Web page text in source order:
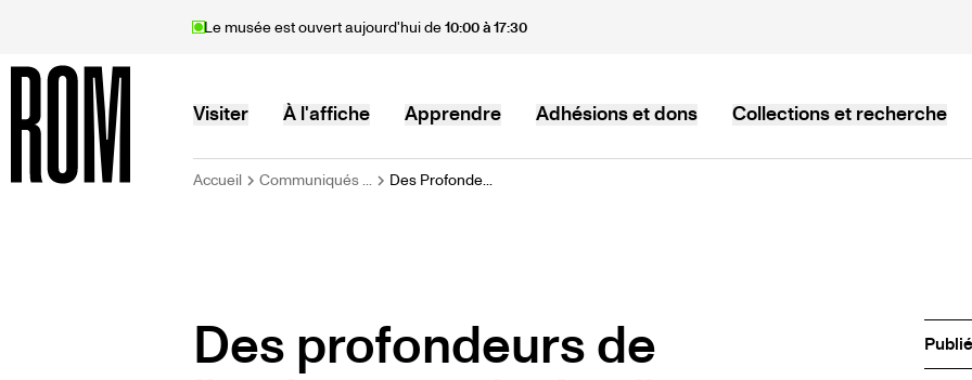
contenu
Le musée est ouvert aujourd'hui de10:00 à 17:30
MAIN
Visiter À l'affiche Apprendre Adhésions et dons Collections et recherche
FIL
D'ARIANE
Accueil Communiqués ... Des Profonde...
Des profondeurs de